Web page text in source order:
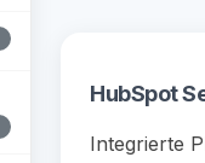
HubSpot
Integrierte